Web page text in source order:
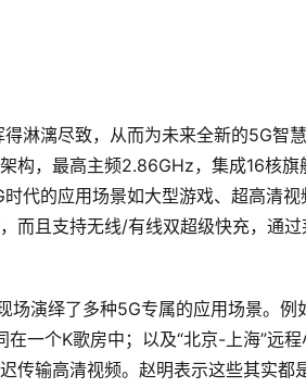
淋漓尽致，从而为未来全新的5G智
构，最高主频2.86GHz，集成16核旗
代的应用场景如大型游戏、超高清视
而且支持无线/有线双超级快充，通过
场演绎了多种5G专属的应用场景。例
一个K歌房中；以及“北京-上海”远程
传输高清视频。赵明表示这些其实都